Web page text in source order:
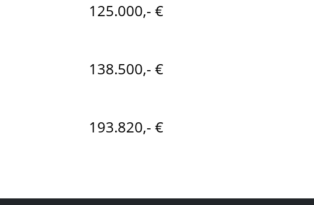
125.000,- €
138.500,- €
193.820,- €